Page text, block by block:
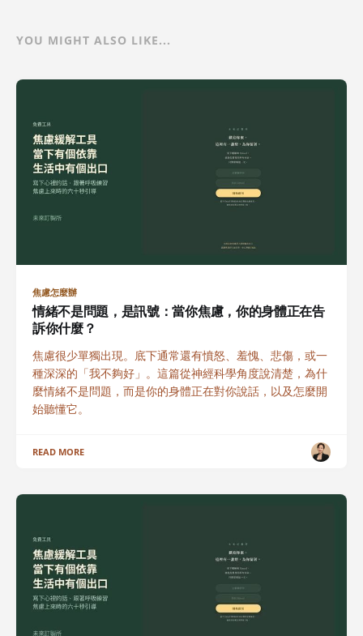
YOU MIGHT ALSO LIKE...
焦慮怎麼辦
情緒不是問題，是訊號：當你焦慮，你的身體正在告
訴你什麼？
焦慮很少單獨出現。底下通常還有憤怒、羞愧、悲傷，或一
種深深的「我不夠好」。這篇從神經科學角度說清楚，為什
麼情緒不是問題，而是你的身體正在對你說話，以及怎麼開
始聽懂它。
READ MORE